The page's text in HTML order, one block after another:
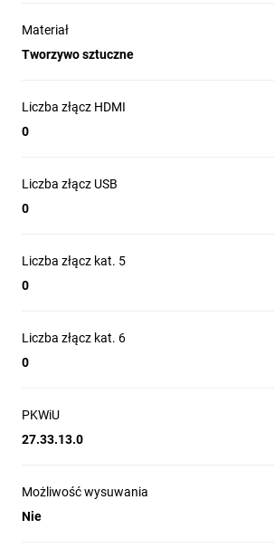
Materiał
Tworzywo sztuczne
Liczba złącz HDMI
0
Liczba złącz USB
0
Liczba złącz kat. 5
0
Liczba złącz kat. 6
0
PKWiU
27.33.13.0
Możliwość wysuwania
Nie